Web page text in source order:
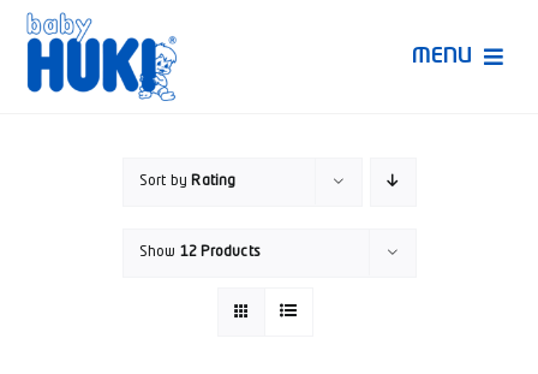
Skip
content
MENU
Sort by Rating
Show 12 Products